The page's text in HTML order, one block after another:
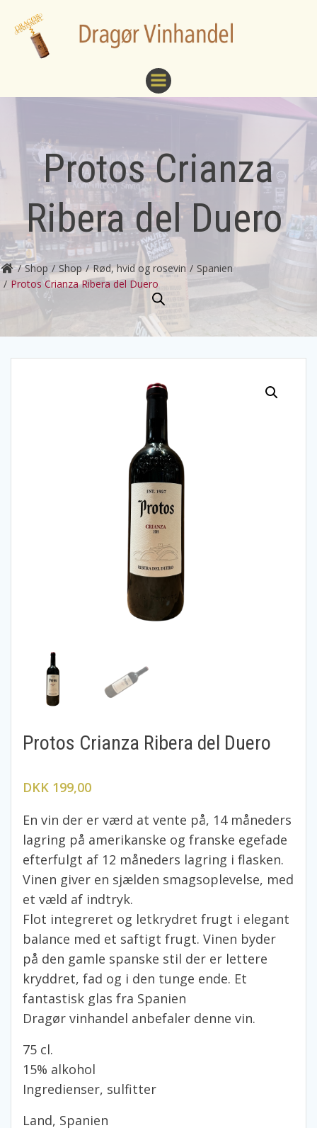
indhold
Protos Crianza
Ribera del Duero
Shop Shop Rød, hvid og rosevin
Spanien
Protos Crianza Ribera del Duero
Protos Crianza Ribera del Duero
DKK 199,00
En vin der er værd at vente på, 14 måneders
lagring på amerikanske og franske egefade
efterfulgt af 12 måneders lagring i flasken.
Vinen giver en sjælden smagsoplevelse, med
et væld af indtryk.
Flot integreret og letkrydret frugt i elegant
balance med et saftigt frugt. Vinen byder
på den gamle spanske stil der er lettere
kryddret, fad og i den tunge ende. Et
fantastisk glas fra Spanien
Dragør vinhandel anbefaler denne vin.
75 cl.
15% alkohol
Ingredienser, sulfitter
Land, Spanien